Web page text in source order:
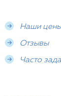
Наши
Отзывы
Часто